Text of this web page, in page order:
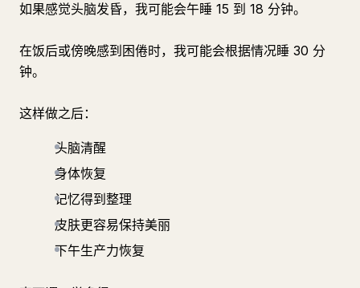
如果感觉头脑发昏，我可能会午睡 15 到 18 分钟。
在饭后或傍晚感到困倦时，我可能会根据情况睡 30 分
钟。
这样做之后：
头脑清醒
身体恢复
记忆得到整理
皮肤更容易保持美丽
下午生产力恢复